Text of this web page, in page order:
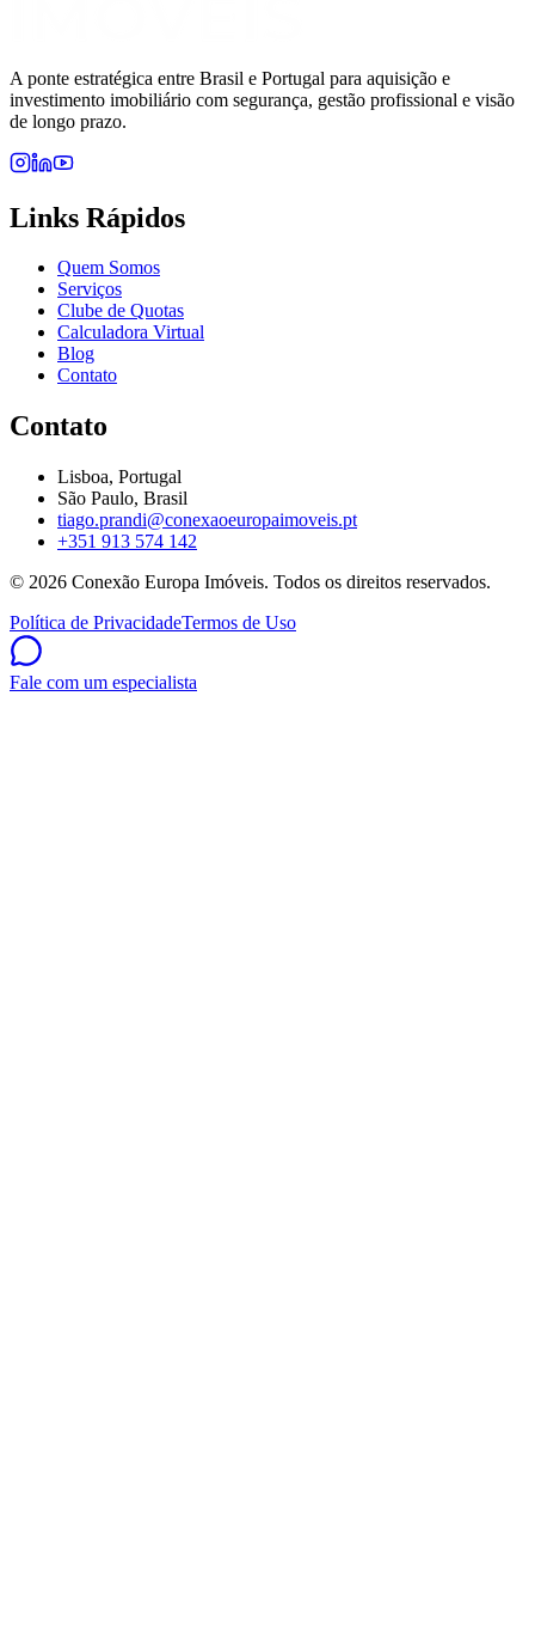
A ponte estratégica entre Brasil e Portugal para aquisição e
investimento imobiliário com segurança, gestão profissional e visão
de longo prazo.
Links Rápidos
Quem Somos
Serviços
Clube de Quotas
Calculadora Virtual
Blog
Contato
Contato
Lisboa, Portugal
São Paulo, Brasil
tiago.prandi@conexaoeuropaimoveis.pt
+351 913 574 142
© 2026 Conexão Europa Imóveis. Todos os direitos reservados.
Política de PrivacidadeTermos de Uso
Fale com um especialista